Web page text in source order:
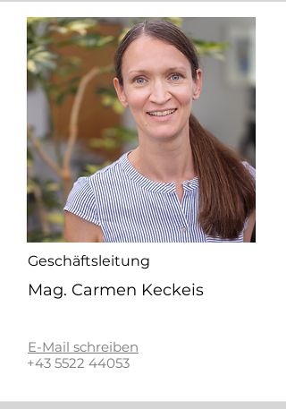
Geschäftsleitung
Mag. Carmen Keckeis
E-Mail schreiben
+43 5522 44053